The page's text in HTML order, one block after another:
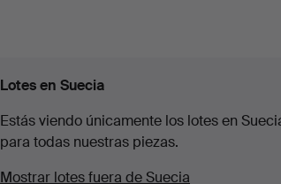
Lotes en Suecia
Estás viendo únicamente los lotes en
para todas nuestras piezas.
Mostrar lotes fuera de Suecia